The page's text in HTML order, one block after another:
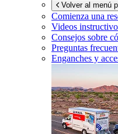
Volver al menú
Comienza una
Videos
Consejos sobre
Preguntas
Enganches y